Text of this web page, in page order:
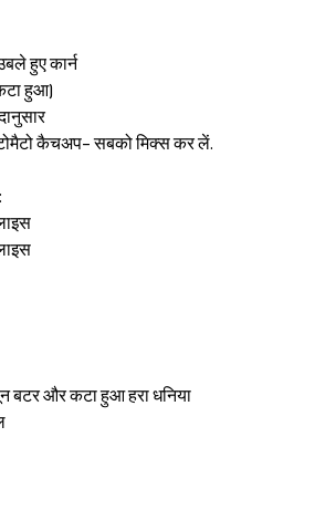
हुए कार्न
हुआ)
कैचअप- सबको मिक्स कर लें.
बटर और कटा हुआ हरा धनिया